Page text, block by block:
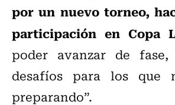
por un nuevo torneo,
participación en Copa
poder avanzar de
desafíos para los que
preparando”.